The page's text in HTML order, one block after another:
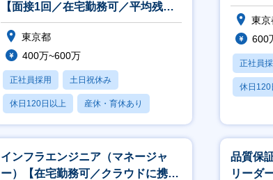
【面接1回／在宅勤務可／平均残業
約12時間／柔軟なキャリアパス】
東京都
400万~600万
正社員採用 土日祝休み
休日120日以上 産休・育休あり
月残業20時間以内
東京
600
正社員
休日120
インフラエンジニア（マネージャ
ー）【在宅勤務可／クラウドに携わ
品質保
リーダ